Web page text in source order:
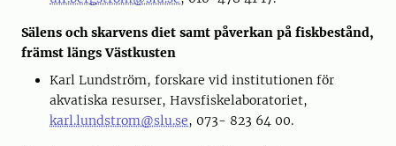
Sälens och skarvens diet samt påverkan på fiskbestånd,
främst längs Västkusten
Karl Lundström, forskare vid institutionen för
akvatiska resurser, Havsfiskelaboratoriet,
karl.lundstrom@slu.se, 073- 823 64 00.